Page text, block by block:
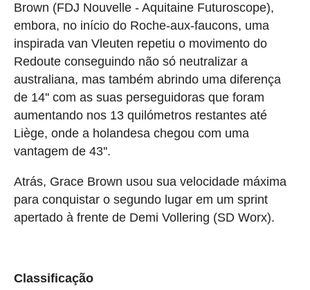
Brown (FDJ Nouvelle - Aquitaine Futuroscope),
embora, no início do Roche-aux-faucons, uma
inspirada van Vleuten repetiu o movimento do
Redoute conseguindo não só neutralizar a
australiana, mas também abrindo uma diferença
de 14'' com as suas perseguidoras que foram
aumentando nos 13 quilómetros restantes até
Liège, onde a holandesa chegou com uma
vantagem de 43''.
Atrás, Grace Brown usou sua velocidade máxima
para conquistar o segundo lugar em um sprint
apertado à frente de Demi Vollering (SD Worx).
Classificação